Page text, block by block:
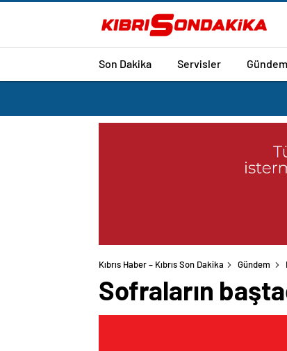
Son Dakika Servisler Gündem
Kıbrıs Haber – Kıbrıs Son Dakika Gündem
Sofraların